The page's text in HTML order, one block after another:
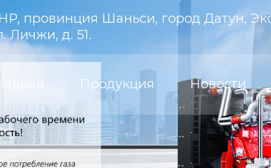
провинция Шаньси, город Датун,
Личжи, д. 51.
Продукция Новости